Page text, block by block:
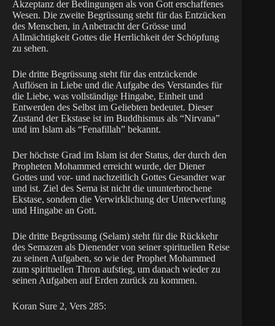
Akzeptanz der Bedingungen als von Gott erschaffenes
Wesen. Die zweite Begrüssung steht für das Entzücken
des Menschen, in Anbetracht der Grösse und
Allmächtigkeit Gottes die Herrlichkeit der Schöpfung
zu sehen.
Die dritte Begrüssung steht für das entzückende
Auflösen in Liebe und die Aufgabe des Verstandes für
die Liebe, was vollständige Hingabe, Einheit und
Entwerden des Selbst im Geliebten bedeutet. Dieser
Zustand der Ekstase ist im Buddhismus als “Nirvana”
und im Islam als “Fenafillah” bekannt.
Der höchste Grad im Islam ist der Status, der durch den
Propheten Mohammed erreicht wurde, der Diener
Gottes und vor- und nachzeitlich Gottes Gesandter war
und ist. Ziel des Sema ist nicht die ununterbrochene
Ekstase, sondern die Verwirklichung der Unterwerfung
und Hingabe an Gott.
Die dritte Begrüssung (Selam) steht für die Rückkehr
des Semazen als Dienender von seiner spirituellen Reise
zu seinen Aufgaben, so wie der Prophet Mohammed
zum spirituellen Thron aufstieg, um danach wieder zu
seinen Aufgaben auf Erden zurück zu kommen.
Koran Sure 2, Vers 285: